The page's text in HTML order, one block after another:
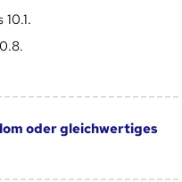
oder gleichwertiges